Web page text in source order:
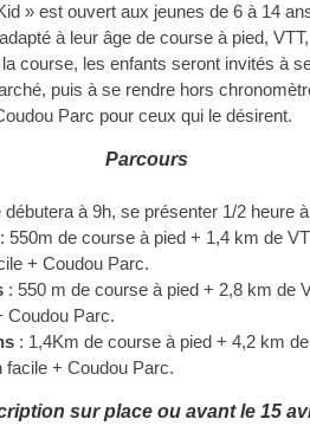
» est ouvert aux jeunes de 6 à 14
à leur âge de course à pied,
course, les enfants seront invités à
puis à se rendre hors
Parc pour ceux qui le désirent.
Parcours
à 9h, se présenter 1/2 heure
: 550m de course à pied + 1,4 km de
+ Coudou Parc.
: 550 m de course à pied + 2,8 km de
Coudou Parc.
: 1,4Km de course à pied + 4,2 km
facile + Coudou Parc.
sur place ou avant le 15